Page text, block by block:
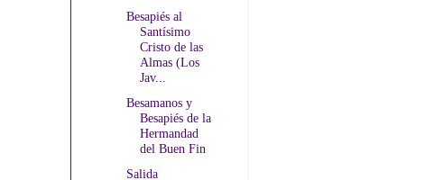
Besapiés al
Santísimo
Cristo de las
Almas (Los
Jav...
Besamanos y
Besapiés de la
Hermandad
del Buen Fin
Salida